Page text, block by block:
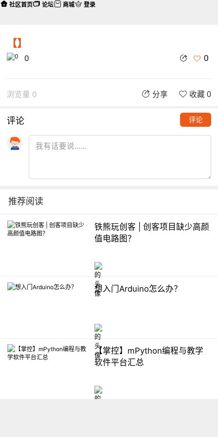
【】
0 0
浏览量 0 分享 收藏 0
评论 评论
推荐阅读
铁熊玩创客 | 创客项目缺少高颜
值电路图？
想入门Arduino怎么办？
【掌控】mPython编程与教学
软件平台汇总
社区首页 论坛 商城 登录